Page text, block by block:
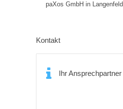
paXos GmbH in Langenfeld
Kontakt
Ihr Ansprechpartner